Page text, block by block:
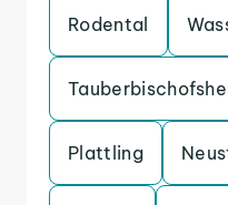
Rodental
Plattling